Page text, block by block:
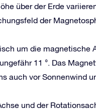
über der Erde
der
um die magnetische
11 °. Das
auch vor Sonnenwind
und der